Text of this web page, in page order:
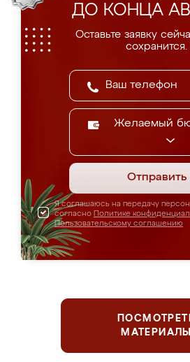
ДО КОНЦА
Оставьте заявку
сохранится.
Желаемый
Отправить
Я соглашаюсь на передачу
согласно Политике
Пользовательскому соглашению
МАТЕРИАЛЫ